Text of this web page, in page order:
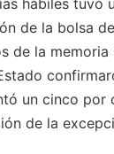
de la bolsa
de la memoria
un cinco por
de la